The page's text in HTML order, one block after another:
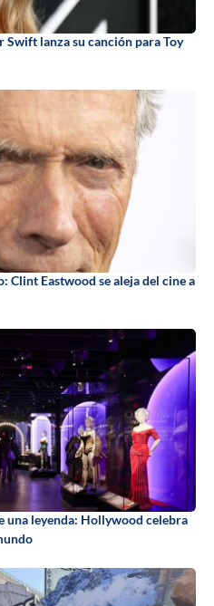
Swift lanza su canción para Toy
Clint Eastwood se aleja del cine a
una leyenda: Hollywood celebra